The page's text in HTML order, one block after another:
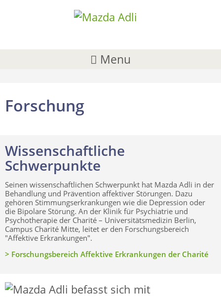
Menu
Forschung
Wissenschaftliche
Schwerpunkte
Seinen wissenschaftlichen Schwerpunkt hat Mazda Adli in der
Behandlung und Prävention affektiver Störungen. Dazu
gehören Stimmungserkrankungen wie die Depression oder
die Bipolare Störung. An der Klinik für Psychiatrie und
Psychotherapie der Charité – Universitätsmedizin Berlin,
Campus Charité Mitte, leitet er den Forschungsbereich
"Affektive Erkrankungen".
> Forschungsbereich Affektive Erkrankungen der Charité